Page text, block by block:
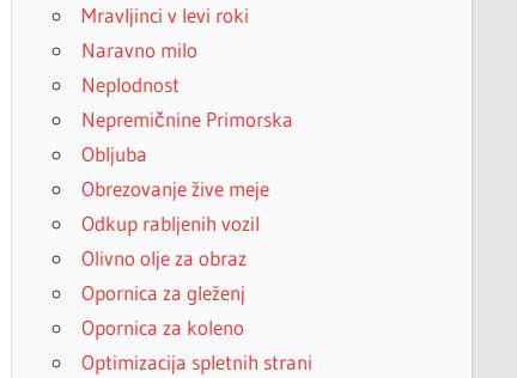
Mravljinci v levi roki
Naravno milo
Neplodnost
Nepremičnine Primorska
Obljuba
Obrezovanje žive meje
Odkup rabljenih vozil
Olivno olje za obraz
Opornica za gleženj
Opornica za koleno
Optimizacija spletnih strani